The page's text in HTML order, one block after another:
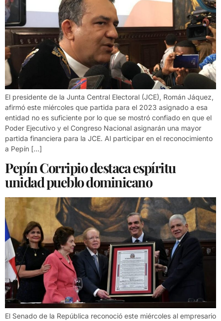
El presidente de la Junta Central Electoral (JCE), Román Jáquez,
afirmó este miércoles que partida para el 2023 asignado a esa
entidad no es suficiente por lo que se mostró confiado en que el
Poder Ejecutivo y el Congreso Nacional asignarán una mayor
partida financiera para la JCE. Al participar en el reconocimiento
a Pepín […]
Pepín Corripio destaca espíritu
unidad pueblo dominicano
El Senado de la República reconoció este miércoles al empresario